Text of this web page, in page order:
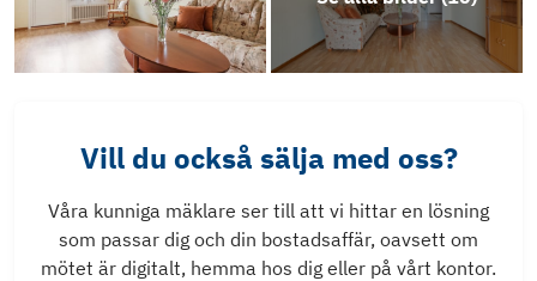
Vill du också sälja med oss?
Våra kunniga mäklare ser till att vi hittar en lösning
som passar dig och din bostadsaffär, oavsett om
mötet är digitalt, hemma hos dig eller på vårt kontor.